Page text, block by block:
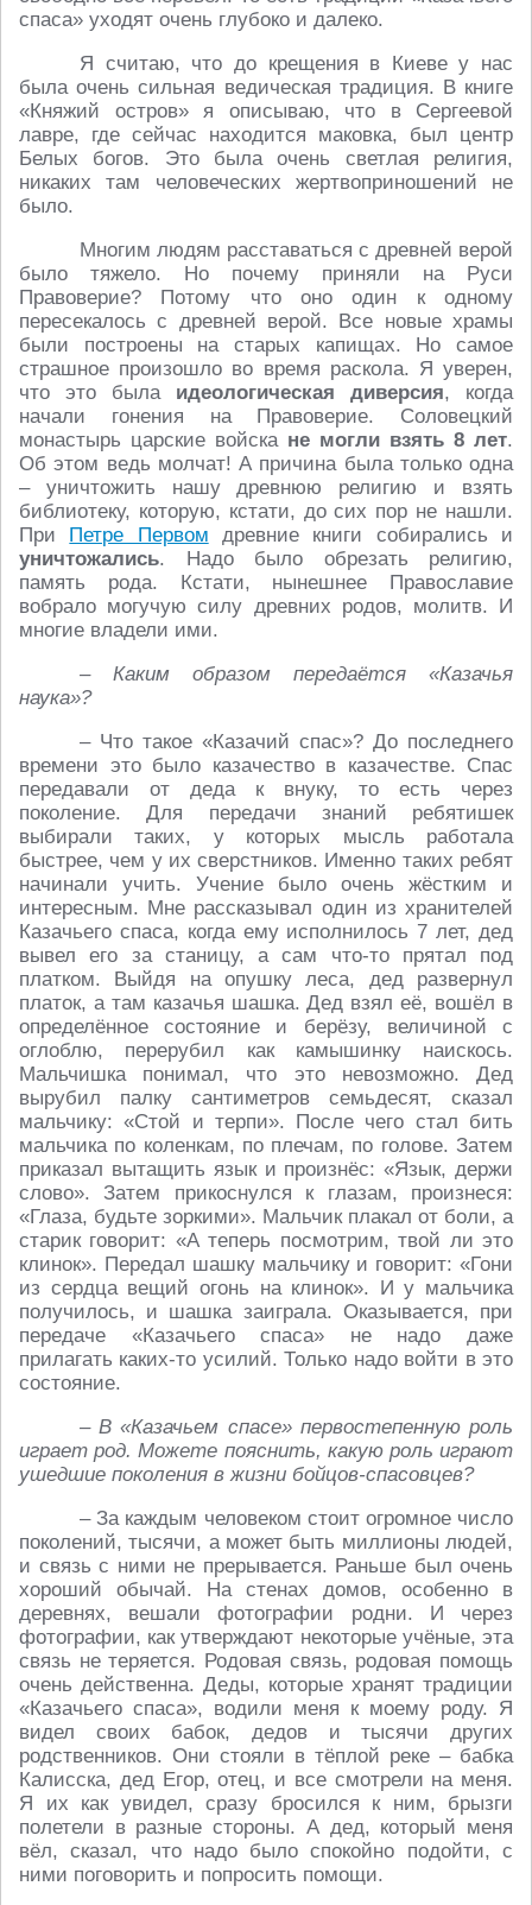
спаса» уходят очень глубоко и далеко.
Я считаю, что до крещения в Киеве у нас
была очень сильная ведическая традиция. В книге
«Княжий остров» я описываю, что в Сергеевой
лавре, где сейчас находится маковка, был центр
Белых богов. Это была очень светлая религия,
никаких там человеческих жертвоприношений не
было.
Многим людям расставаться с древней верой
было тяжело. Но почему приняли на Руси
Правоверие? Потому что оно один к одному
пересекалось с древней верой. Все новые храмы
были построены на старых капищах. Но самое
страшное произошло во время раскола. Я уверен,
что это была идеологическая диверсия, когда
начали гонения на Правоверие. Соловецкий
монастырь царские войска не могли взять 8 лет.
Об этом ведь молчат! А причина была только одна
– уничтожить нашу древнюю религию и взять
библиотеку, которую, кстати, до сих пор не нашли.
При Петре Первом древние книги собирались и
уничтожались. Надо было обрезать религию,
память рода. Кстати, нынешнее Православие
вобрало могучую силу древних родов, молитв. И
многие владели ими.
– Каким образом передаётся «Казачья
наука»?
– Что такое «Казачий спас»? До последнего
времени это было казачество в казачестве. Спас
передавали от деда к внуку, то есть через
поколение. Для передачи знаний ребятишек
выбирали таких, у которых мысль работала
быстрее, чем у их сверстников. Именно таких ребят
начинали учить. Учение было очень жёстким и
интересным. Мне рассказывал один из хранителей
Казачьего спаса, когда ему исполнилось 7 лет, дед
вывел его за станицу, а сам что-то прятал под
платком. Выйдя на опушку леса, дед развернул
платок, а там казачья шашка. Дед взял её, вошёл в
определённое состояние и берёзу, величиной с
оглоблю, перерубил как камышинку наискось.
Мальчишка понимал, что это невозможно. Дед
вырубил палку сантиметров семьдесят, сказал
мальчику: «Стой и терпи». После чего стал бить
мальчика по коленкам, по плечам, по голове. Затем
приказал вытащить язык и произнёс: «Язык, держи
слово». Затем прикоснулся к глазам, произнеся:
«Глаза, будьте зоркими». Мальчик плакал от боли, а
старик говорит: «А теперь посмотрим, твой ли это
клинок». Передал шашку мальчику и говорит: «Гони
из сердца вещий огонь на клинок». И у мальчика
получилось, и шашка заиграла. Оказывается, при
передаче «Казачьего спаса» не надо даже
прилагать каких-то усилий. Только надо войти в это
состояние.
– В «Казачьем спасе» первостепенную роль
играет род. Можете пояснить, какую роль играют
ушедшие поколения в жизни бойцов-спасовцев?
– За каждым человеком стоит огромное число
поколений, тысячи, а может быть миллионы людей,
и связь с ними не прерывается. Раньше был очень
хороший обычай. На стенах домов, особенно в
деревнях, вешали фотографии родни. И через
фотографии, как утверждают некоторые учёные, эта
связь не теряется. Родовая связь, родовая помощь
очень действенна. Деды, которые хранят традиции
«Казачьего спаса», водили меня к моему роду. Я
видел своих бабок, дедов и тысячи других
родственников. Они стояли в тёплой реке – бабка
Калисска, дед Егор, отец, и все смотрели на меня.
Я их как увидел, сразу бросился к ним, брызги
полетели в разные стороны. А дед, который меня
вёл, сказал, что надо было спокойно подойти, с
ними поговорить и попросить помощи.